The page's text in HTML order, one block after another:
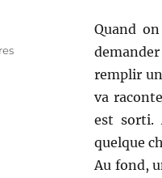
Quand
remplir
va
est sorti.
quelque
Au fond,